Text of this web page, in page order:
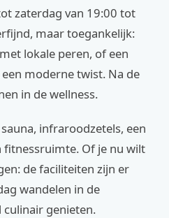
zaterdag van 19:00 tot
maar toegankelijk:
lokale peren, of een
moderne twist. Na de
in de wellness.
infraroodzetels, een
fitnessruimte. Of je nu wilt
de faciliteiten zijn er
wandelen in de
genieten.